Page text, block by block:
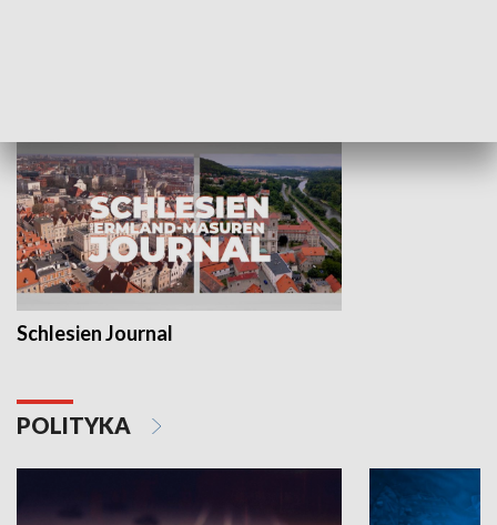
Schlesien Journal
POLITYKA